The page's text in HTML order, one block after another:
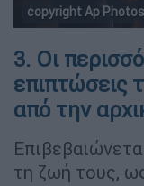
copyright Ap Photos
3. Οι
επιπτώσεις
από την
τη ζωή τους,